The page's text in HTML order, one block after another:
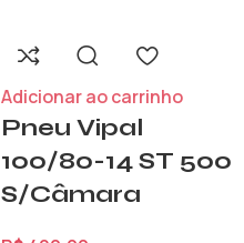
Adicionar ao carrinho
Pneu Vipal
100/80-14 ST 500
S/Câmara